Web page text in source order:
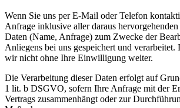
Wenn Sie uns per E-Mail oder Telefon
Anfrage inklusive aller daraus hervorgehenden
Daten (Name, Anfrage) zum Zwecke der
Anliegens bei uns gespeichert und verarbeitet.
wir nicht ohne Ihre Einwilligung weiter.
Die Verarbeitung dieser Daten erfolgt auf
1 lit. b DSGVO, sofern Ihre Anfrage mit der
Vertrags zusammenhängt oder zur